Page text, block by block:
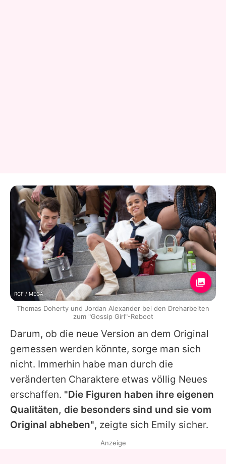
Darum, ob die neue Version an dem Original
gemessen werden könnte, sorge man sich
nicht. Immerhin habe man durch die
veränderten Charaktere etwas völlig Neues
erschaffen. "Die Figuren haben ihre eigenen
Qualitäten, die besonders sind und sie vom
Original abheben", zeigte sich Emily sicher.
RCF / MEGA
Thomas Doherty und Jordan Alexander bei den Dreharbeiten
zum "Gossip Girl"-Reboot
Anzeige